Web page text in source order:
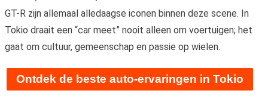
GT-R zijn allemaal alledaagse iconen binnen deze scene. In
Tokio draait een “car meet” nooit alleen om voertuigen; het
gaat om cultuur, gemeenschap en passie op wielen.
Ontdek de beste auto-ervaringen in Tokio